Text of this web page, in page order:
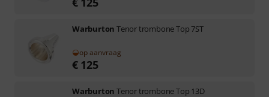
Warburton Tenor trombone Top 7ST
op aanvraag
€ 125
Warburton Tenor trombone Top 13D